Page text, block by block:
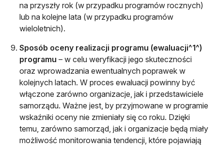
na przyszły rok (w przypadku programów rocznych)
lub na kolejne lata (w przypadku programów
wieloletnich).
Sposób oceny realizacji programu (ewaluacji^1^)
programu – w celu weryfikacji jego skuteczności
oraz wprowadzania ewentualnych poprawek w
kolejnych latach. W proces ewaluacji powinny być
włączone zarówno organizacje, jak i przedstawiciele
samorządu. Ważne jest, by przyjmowane w programie
wskaźniki oceny nie zmieniały się co roku. Dzięki
temu, zarówno samorząd, jak i organizacje będą miały
możliwość monitorowania tendencji, które pojawiają